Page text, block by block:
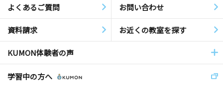
よくあるご質問 お問い合わせ
資料請求 お近くの教室を探す
KUMON体験者の声
学習中の方へ